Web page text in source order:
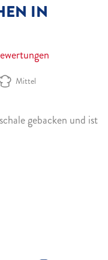
IN
Mittel
gebacken und ist